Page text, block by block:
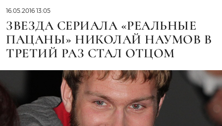
16.05.2016 13:05
ЗВЕЗДА СЕРИАЛА «РЕАЛЬНЫЕ
ПАЦАНЫ» НИКОЛАЙ НАУМОВ В
ТРЕТИЙ РАЗ СТАЛ ОТЦОМ